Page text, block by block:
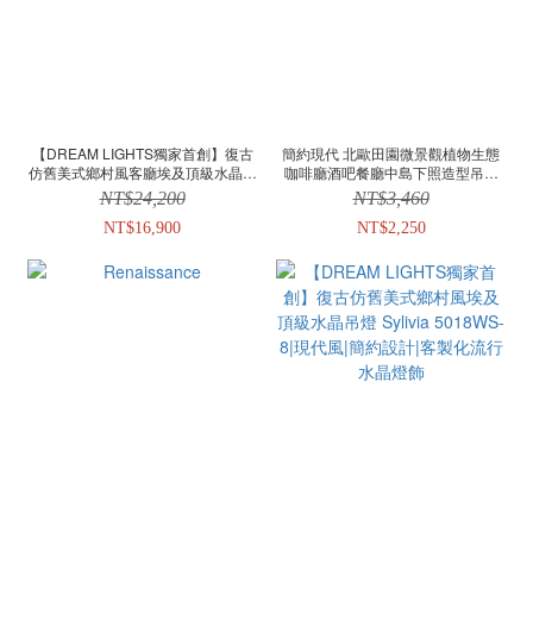
【DREAM LIGHTS獨家首創】復古
仿舊美式鄉村風客廳埃及頂級水晶吊
燈 Fortuna 5033W-4|現代風|簡約設
計|客製化流行水晶燈飾
NT$24,200
NT$16,900
簡約現代 北歐田園微景觀植物生態
咖啡廳酒吧餐廳中島下照造型吊燈
燈飾
NT$3,460
NT$2,250